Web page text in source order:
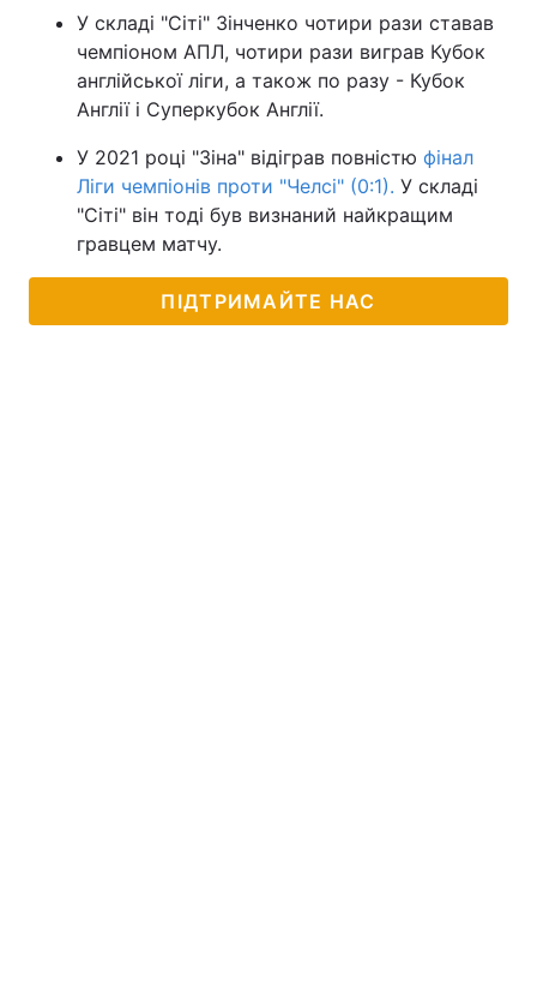
У складі "Сіті" Зінченко чотири рази ставав
чемпіоном АПЛ, чотири рази виграв Кубок
англійської ліги, а також по разу - Кубок
Англії і Суперкубок Англії.
У 2021 році "Зіна" відіграв повністю фінал
Ліги чемпіонів проти "Челсі" (0:1). У складі
"Сіті" він тоді був визнаний найкращим
гравцем матчу.
ПІДТРИМАЙТЕ НАС